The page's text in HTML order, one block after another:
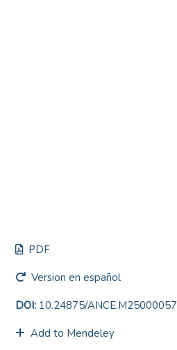
PDF
Version en español
DOI: 10.24875/ANCE.M25000057
Add to Mendeley